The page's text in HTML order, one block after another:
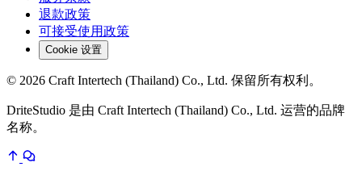
退款政策
可接受使用政策
Cookie 设置
© 2026 Craft Intertech (Thailand) Co., Ltd. 保留所有权利。
DriteStudio 是由 Craft Intertech (Thailand) Co., Ltd. 运营的品牌
名称。